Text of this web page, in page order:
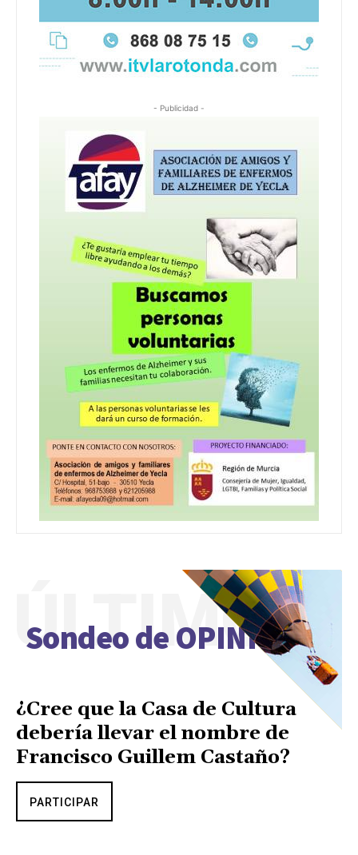
- Publicidad -
Sondeo de OPINIÓN
ÚLTIMO
¿Cree que la Casa de Cultura
debería llevar el nombre de
Francisco Guillem Castaño?
PARTICIPAR